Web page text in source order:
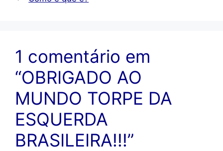
1 comentário em
“OBRIGADO AO
MUNDO TORPE DA
ESQUERDA
BRASILEIRA!!!”